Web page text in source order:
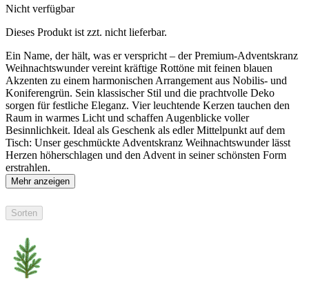
Nicht verfügbar
Dieses Produkt ist zzt. nicht lieferbar.
Ein Name, der hält, was er verspricht – der Premium-Adventskranz
Weihnachtswunder vereint kräftige Rottöne mit feinen blauen
Akzenten zu einem harmonischen Arrangement aus Nobilis- und
Koniferengrün. Sein klassischer Stil und die prachtvolle Deko
sorgen für festliche Eleganz. Vier leuchtende Kerzen tauchen den
Raum in warmes Licht und schaffen Augenblicke voller
Besinnlichkeit. Ideal als Geschenk als edler Mittelpunkt auf dem
Tisch: Unser geschmückte Adventskranz Weihnachtswunder lässt
Herzen höherschlagen und den Advent in seiner schönsten Form
erstrahlen.
Mehr anzeigen
Sorten